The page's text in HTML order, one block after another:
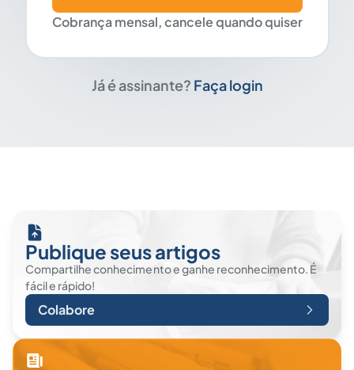
Cobrança mensal, cancele quando quiser
Já é assinante? Faça login
Publique seus artigos
Compartilhe conhecimento e ganhe reconhecimento. É
fácil e rápido!
Colabore